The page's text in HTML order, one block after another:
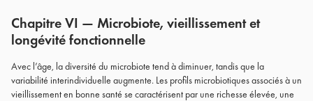
Chapitre VI — Microbiote, vieillissement et
longévité fonctionnelle
Avec l’âge, la diversité du microbiote tend à diminuer, tandis que la
variabilité interindividuelle augmente. Les profils microbiotiques associés à un
vieillissement en bonne santé se caractérisent par une richesse élevée, une